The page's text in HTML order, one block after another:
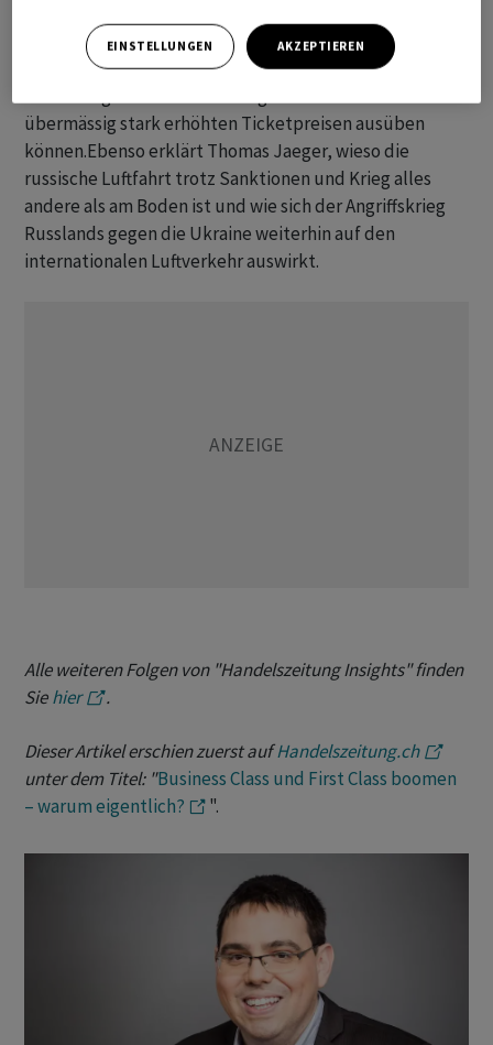
Monopolstrecken sind, auf denen also kein Wettbewerb
herrscht und die Airlines ihre Marktmacht gegenüber
den Passagierinnen und Passagieren in Form von
übermässig stark erhöhten Ticketpreisen ausüben
können.Ebenso erklärt Thomas Jaeger, wieso die
russische Luftfahrt trotz Sanktionen und Krieg alles
andere als am Boden ist und wie sich der Angriffskrieg
Russlands gegen die Ukraine weiterhin auf den
internationalen Luftverkehr auswirkt.
Alle weiteren Folgen von "Handelszeitung Insights" finden
Siehier .
Dieser Artikel erschien zuerst aufHandelszeitung.ch
unter dem Titel: "Business Class und First Class boomen
– warum eigentlich?
".
EINSTELLUNGEN AKZEPTIEREN